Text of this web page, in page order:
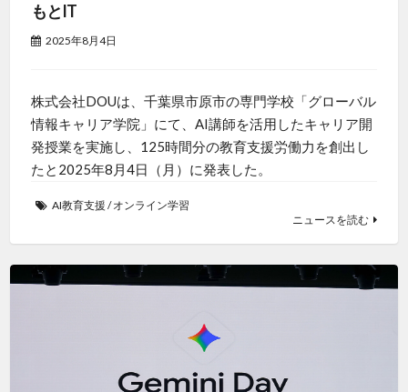
もとIT
2025年8月4日
株式会社DOUは、千葉県市原市の専門学校「グローバル
情報キャリア学院」にて、AI講師を活用したキャリア開
発授業を実施し、125時間分の教育支援労働力を創出し
たと2025年8月4日（月）に発表した。
AI教育支援 /オンライン学習
ニュースを読む